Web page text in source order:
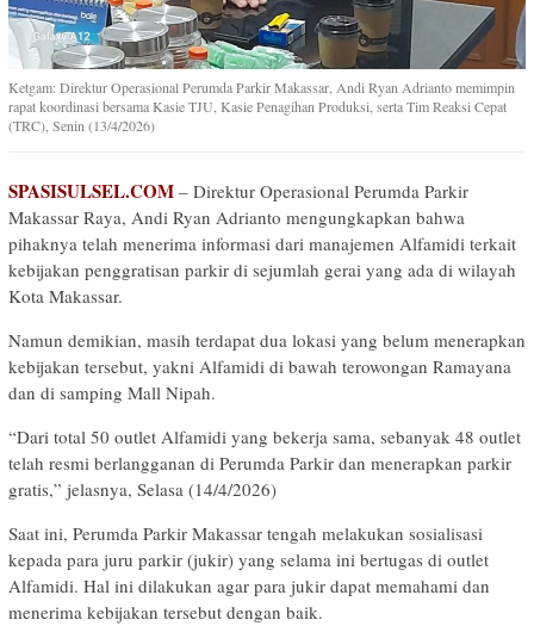
Ketgam: Direktur Operasional Perumda Parkir Makassar, Andi Ryan Adrianto memimpin
rapat koordinasi bersama Kasie TJU, Kasie Penagihan Produksi, serta Tim Reaksi Cepat
(TRC), Senin (13/4/2026)
SPASISULSEL.COM – Direktur Operasional Perumda Parkir
Makassar Raya, Andi Ryan Adrianto mengungkapkan bahwa
pihaknya telah menerima informasi dari manajemen Alfamidi terkait
kebijakan penggratisan parkir di sejumlah gerai yang ada di wilayah
Kota Makassar.
Namun demikian, masih terdapat dua lokasi yang belum menerapkan
kebijakan tersebut, yakni Alfamidi di bawah terowongan Ramayana
dan di samping Mall Nipah.
“Dari total 50 outlet Alfamidi yang bekerja sama, sebanyak 48 outlet
telah resmi berlangganan di Perumda Parkir dan menerapkan parkir
gratis,” jelasnya, Selasa (14/4/2026)
Saat ini, Perumda Parkir Makassar tengah melakukan sosialisasi
kepada para juru parkir (jukir) yang selama ini bertugas di outlet
Alfamidi. Hal ini dilakukan agar para jukir dapat memahami dan
menerima kebijakan tersebut dengan baik.